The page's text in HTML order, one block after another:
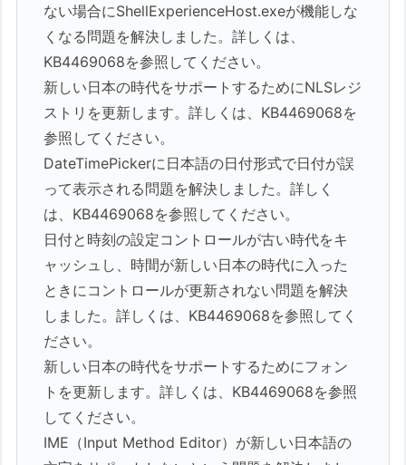
ない場合にShellExperienceHost.exeが機能しな
くなる問題を解決しました。詳しくは、
KB4469068を参照してください。
新しい日本の時代をサポートするためにNLSレジ
ストリを更新します。詳しくは、KB4469068を
参照してください。
DateTimePickerに日本語の日付形式で日付が誤
って表示される問題を解決しました。詳しく
は、KB4469068を参照してください。
日付と時刻の設定コントロールが古い時代をキ
ャッシュし、時間が新しい日本の時代に入った
ときにコントロールが更新されない問題を解決
しました。詳しくは、KB4469068を参照してく
ださい。
新しい日本の時代をサポートするためにフォン
トを更新します。詳しくは、KB4469068を参照
してください。
IME（Input Method Editor）が新しい日本語の